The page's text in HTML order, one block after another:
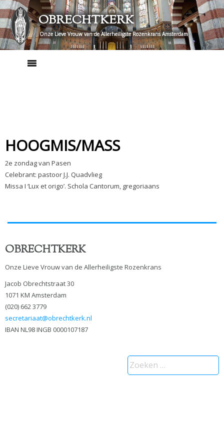
Skip
to
content
OBRECHTKERK
Onze Lieve Vrouw van de Allerheiligste Rozenkrans Amsterdam
HOOGMIS/MASS
2e zondag van Pasen
Celebrant: pastoor J.J. Quadvlieg
Missa I ‘Lux et origo’. Schola Cantorum, gregoriaans
OBRECHTKERK
Onze Lieve Vrouw van de Allerheiligste Rozenkrans
Jacob Obrechtstraat 30
1071 KM Amsterdam
(020) 662 3779
secretariaat@obrechtkerk.nl
IBAN NL98 INGB 0000107187
Zoeken
naar: